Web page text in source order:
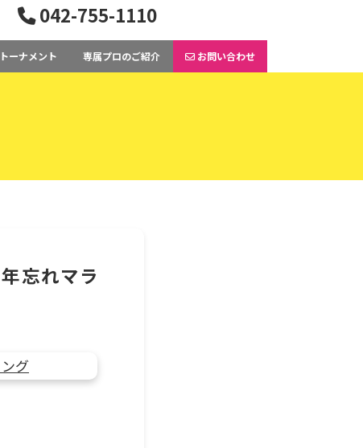
042-755-1110
トーナメント 専属プロのご紹介 お問い合わせ
忘れマラ